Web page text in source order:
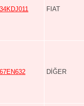
34KDJ011 FIAT
67EN632 DİĞER